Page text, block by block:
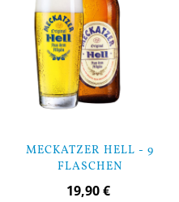
MECKATZER HELL - 9
FLASCHEN
19,90 €